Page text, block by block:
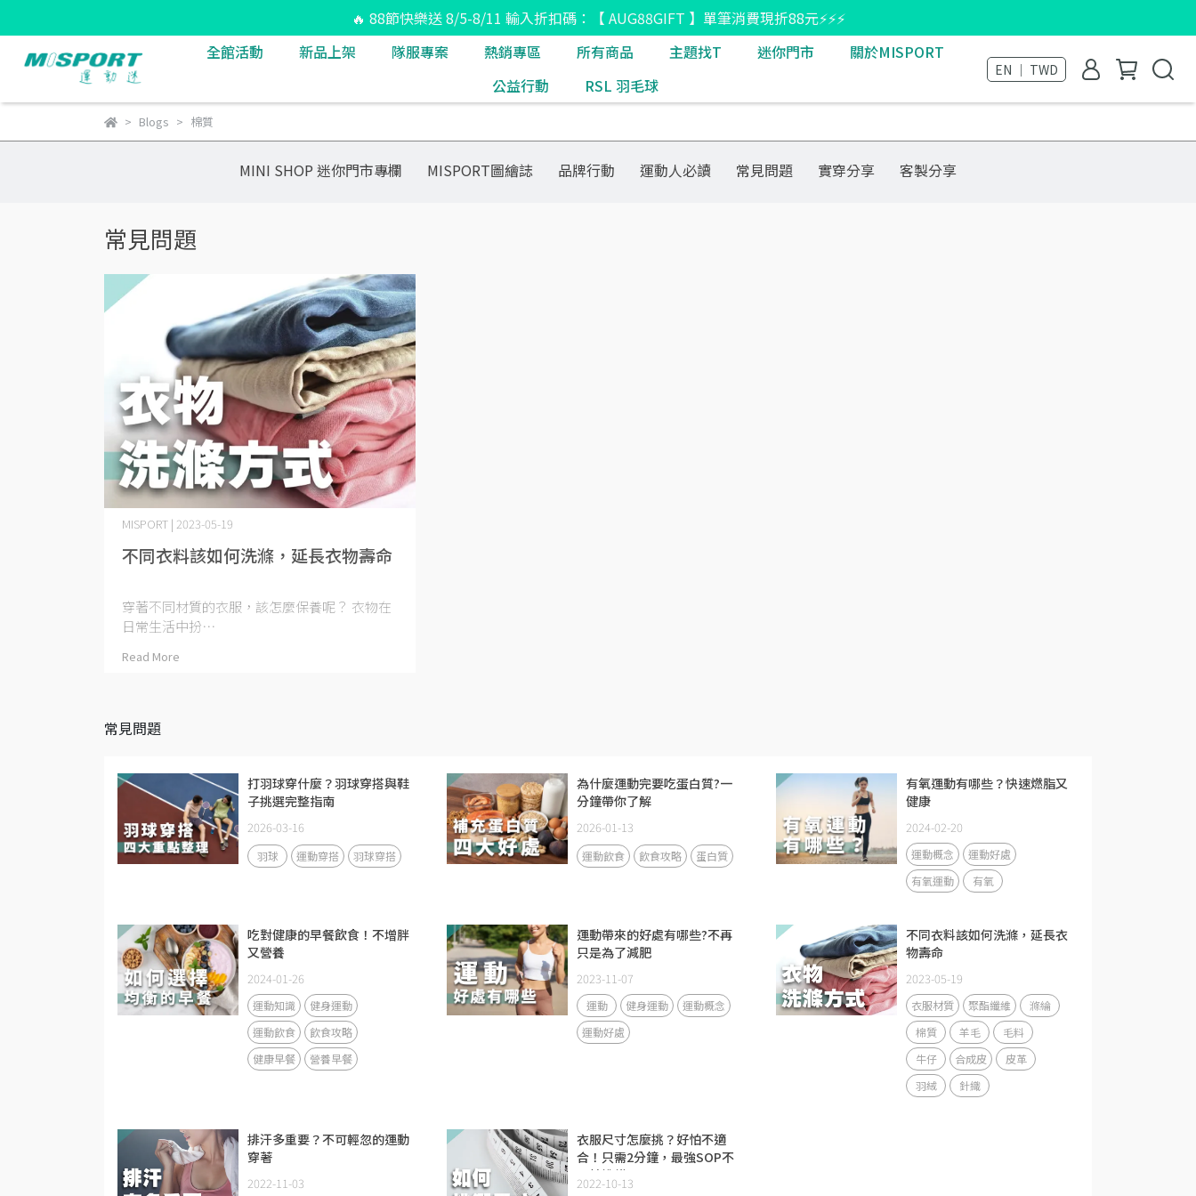
🔥 88節快樂送 8/5-8/11 輸入折扣碼：【 AUG88GIFT 】單筆消費現折88元⚡⚡⚡
全館活動
新品上架 隊服專案 熱銷專區 所有商品 主題找T 迷你門市
關於MISPORT
公益行動
RSL 羽毛球
EN ｜ TWD
Blogs 棉質
MINI SHOP 迷你門市專欄 MISPORT圖繪誌 品牌行動 運動人必讀 常見問題 實穿分享 客製分享
常見問題
不同衣料該如何洗滌，延長衣物壽命
MISPORT | 2023-05-19
穿著不同材質的衣服，該怎麼保養呢？ 衣物在
日常生活中扮⋯
Read More
常見問題
打羽球穿什麼？羽球穿搭與鞋
子挑選完整指南
2026-03-16
羽球 運動穿搭 羽球穿搭
為什麼運動完要吃蛋白質?一
分鐘帶你了解
2026-01-13
運動飲食 飲食攻略 蛋白質
有氧運動有哪些？快速燃脂又
健康
2024-02-20
運動概念
運動好處
有氧運動
有氧
吃對健康的早餐飲食！不增胖
又營養
2024-01-26
運動知識
健身運動
運動飲食
飲食攻略
健康早餐
營養早餐
運動帶來的好處有哪些?不再
只是為了減肥
2023-11-07
運動 健身運動
運動概念
運動好處
不同衣料該如何洗滌，延長衣
物壽命
2023-05-19
衣服材質 聚酯纖維
滌綸
棉質
羊毛
毛料
牛仔
合成皮
皮革
羽絨
針織
排汗多重要？不可輕忽的運動
穿著
2022-11-03
衣服尺寸怎麼挑？好怕不適
合！只需2分鐘，最強SOP不
再怕挑錯！
2022-10-13